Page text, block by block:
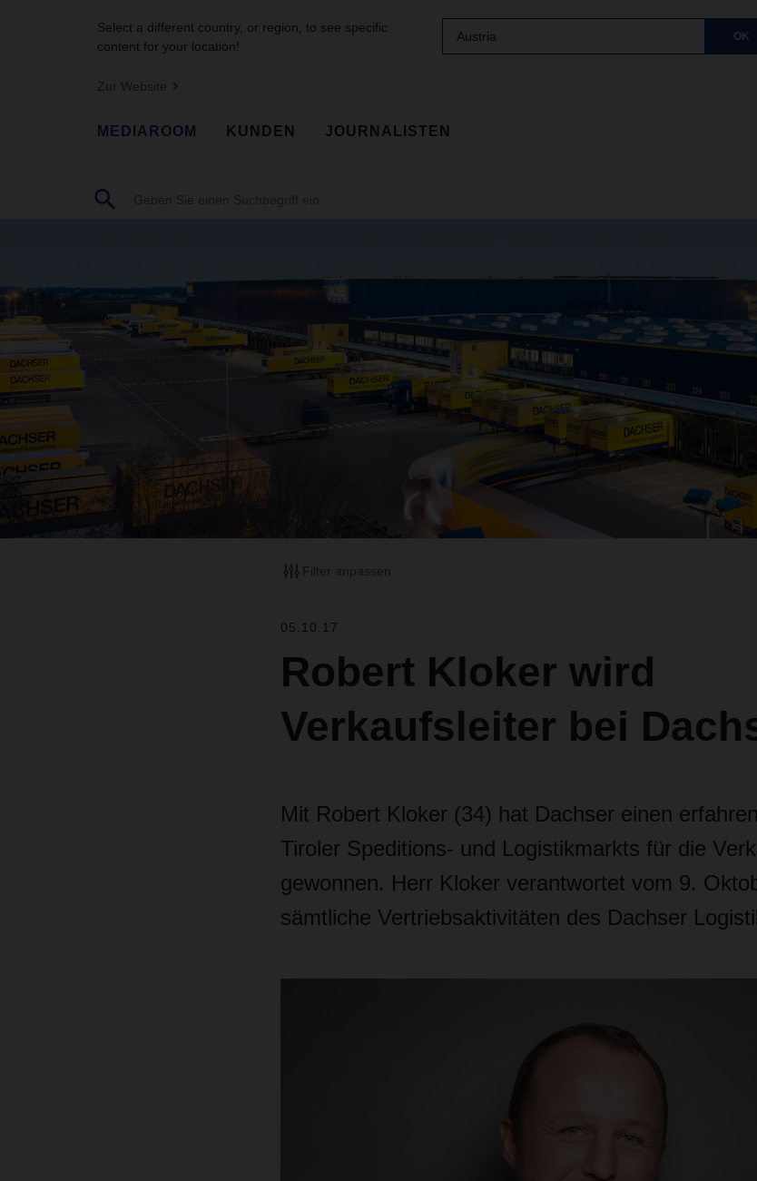
Select a different country, or region, to see specific
content for your location!
Austria OK
Zur Website
MEDIAROOM KUNDEN JOURNALISTEN
Filter anpassen
05.10.17
Robert Kloker wird
Verkaufsleiter bei
Mit Robert Kloker (34) hat Dachser einen
Tiroler Speditions- und Logistikmarkts für die
gewonnen. Herr Kloker verantwortet vom 9.
sämtliche Vertriebsaktivitäten des Dachser